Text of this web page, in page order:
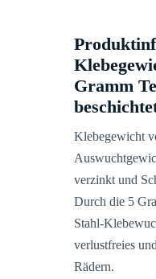
Gramm
Klebegewicht
verzinkt und
Durch die 5
Stahl-
verlustfreies
Rädern.